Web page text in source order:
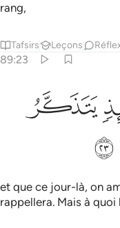
rang,
Tafsirs Leçons
89:23
الذكرى ٢٣
ٱلْإِنسَـٰنُ وَأَنَّىٰ
ﱆ
ﱋ
et que ce jour-là, on
rappellera. Mais à